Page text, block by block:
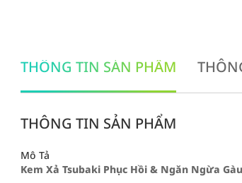
THÔNG TIN SẢN PHẨM
THÔNG TIN SẢN PHẨM
Mô Tả
Kem Xả Tsubaki Phục Hồi & Ngăn Ngừa